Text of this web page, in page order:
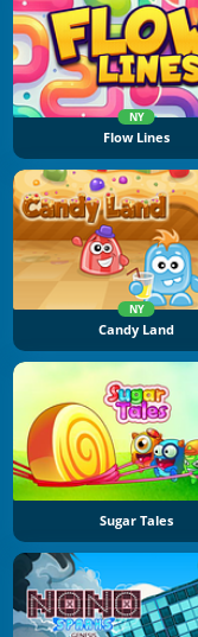
NY
Flow Lines
NY
Candy Land
Sugar Tales